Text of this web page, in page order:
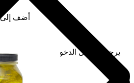
أضف إلى
يرجى تسجيل الدخول لإضافة هذا إلى